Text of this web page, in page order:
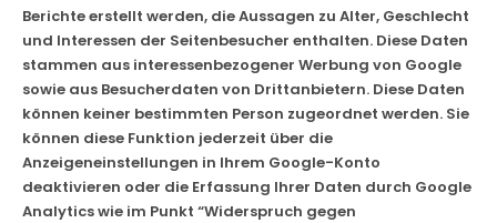
Berichte erstellt werden, die Aussagen zu Alter, Geschlecht
und Interessen der Seitenbesucher enthalten. Diese Daten
stammen aus interessenbezogener Werbung von Google
sowie aus Besucherdaten von Drittanbietern. Diese Daten
können keiner bestimmten Person zugeordnet werden. Sie
können diese Funktion jederzeit über die
Anzeigeneinstellungen in Ihrem Google-Konto
deaktivieren oder die Erfassung Ihrer Daten durch Google
Analytics wie im Punkt “Widerspruch gegen